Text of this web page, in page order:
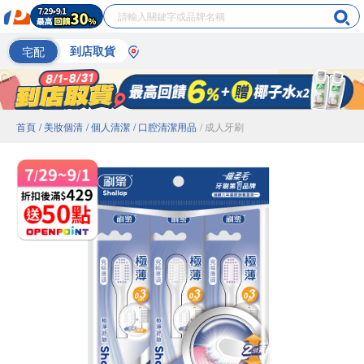
宅配 到店取貨
首頁 / 美妝個清 / 個人清潔 / 口腔清潔用品 / 成人牙刷